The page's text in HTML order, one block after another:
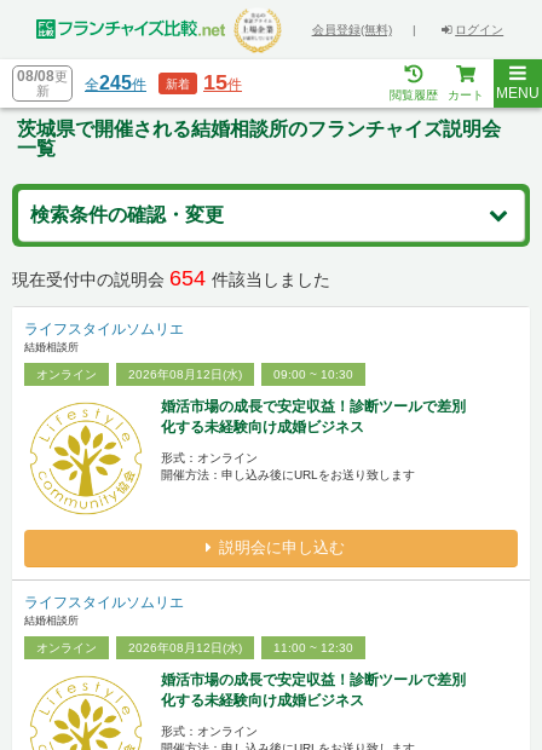
会員登録(無料) | ログイン
08/08更
新
全245件 新着 15件
閲覧履歴 カート MENU
茨城県で開催される結婚相談所のフランチャイズ説明会
一覧
検索条件の確認・変更
現在受付中の説明会 654 件該当しました
ライフスタイルソムリエ
結婚相談所
オンライン 2026年08月12日(水) 09:00 ~ 10:30
婚活市場の成長で安定収益！診断ツールで差別
化する未経験向け成婚ビジネス
形式：オンライン
開催方法：申し込み後にURLをお送り致します
説明会に申し込む
ライフスタイルソムリエ
結婚相談所
オンライン 2026年08月12日(水) 11:00 ~ 12:30
婚活市場の成長で安定収益！診断ツールで差別
化する未経験向け成婚ビジネス
形式：オンライン